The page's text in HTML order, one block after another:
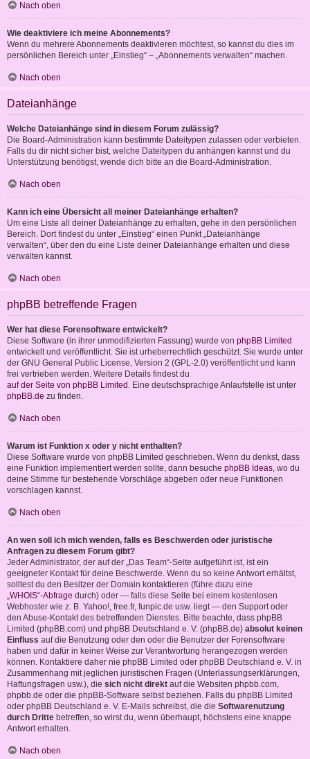
Nach oben
Wie deaktiviere ich meine Abonnements?
Wenn du mehrere Abonnements deaktivieren möchtest, so kannst du dies im
persönlichen Bereich unter „Einstieg“ – „Abonnements verwalten“ machen.
Nach oben
Dateianhänge
Welche Dateianhänge sind in diesem Forum zulässig?
Die Board-Administration kann bestimmte Dateitypen zulassen oder verbieten.
Falls du dir nicht sicher bist, welche Dateitypen du anhängen kannst und du
Unterstützung benötigst, wende dich bitte an die Board-Administration.
Nach oben
Kann ich eine Übersicht all meiner Dateianhänge erhalten?
Um eine Liste all deiner Dateianhänge zu erhalten, gehe in den persönlichen
Bereich. Dort findest du unter „Einstieg“ einen Punkt „Dateianhänge
verwalten“, über den du eine Liste deiner Dateianhänge erhalten und diese
verwalten kannst.
Nach oben
phpBB betreffende Fragen
Wer hat diese Forensoftware entwickelt?
Diese Software (in ihrer unmodifizierten Fassung) wurde von phpBB Limited
entwickelt und veröffentlicht. Sie ist urheberrechtlich geschützt. Sie wurde unter
der GNU General Public License, Version 2 (GPL-2.0) veröffentlicht und kann
frei vertrieben werden. Weitere Details findest du
auf der Seite von phpBB Limited . Eine deutschsprachige Anlaufstelle ist unter
phpBB.de zu finden.
Nach oben
Warum ist Funktion x oder y nicht enthalten?
Diese Software wurde von phpBB Limited geschrieben. Wenn du denkst, dass
eine Funktion implementiert werden sollte, dann besuche phpBB Ideas, wo du
deine Stimme für bestehende Vorschläge abgeben oder neue Funktionen
vorschlagen kannst.
Nach oben
An wen soll ich mich wenden, falls es Beschwerden oder juristische
Anfragen zu diesem Forum gibt?
Jeder Administrator, der auf der „Das Team“-Seite aufgeführt ist, ist ein
geeigneter Kontakt für deine Beschwerde. Wenn du so keine Antwort erhältst,
solltest du den Besitzer der Domain kontaktieren (führe dazu eine
„WHOIS“-Abfrage durch) oder — falls diese Seite bei einem kostenlosen
Webhoster wie z. B. Yahoo!, free.fr, funpic.de usw. liegt — den Support oder
den Abuse-Kontakt des betreffenden Dienstes. Bitte beachte, dass phpBB
Limited (phpBB.com) und phpBB Deutschland e. V. (phpBB.de) absolut keinen
Einfluss auf die Benutzung oder den oder die Benutzer der Forensoftware
haben und dafür in keiner Weise zur Verantwortung herangezogen werden
können. Kontaktiere daher nie phpBB Limited oder phpBB Deutschland e. V. in
Zusammenhang mit jeglichen juristischen Fragen (Unterlassungserklärungen,
Haftungsfragen usw.), die sich nicht direkt auf die Websiten phpbb.com,
phpbb.de oder die phpBB-Software selbst beziehen. Falls du phpBB Limited
oder phpBB Deutschland e. V. E-Mails schreibst, die die Softwarenutzung
durch Dritte betreffen, so wirst du, wenn überhaupt, höchstens eine knappe
Antwort erhalten.
Nach oben